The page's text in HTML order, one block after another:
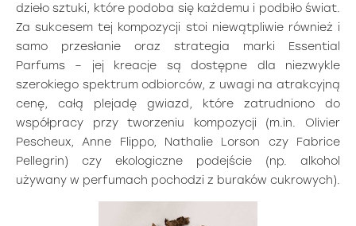
dzieło sztuki, które podoba się każdemu i podbiło świat.
Za sukcesem tej kompozycji stoi niewątpliwie również i
samo przesłanie oraz strategia marki Essential
Parfums – jej kreacje są dostępne dla niezwykle
szerokiego spektrum odbiorców, z uwagi na atrakcyjną
cenę, całą plejadę gwiazd, które zatrudniono do
współpracy przy tworzeniu kompozycji (m.in. Olivier
Pescheux, Anne Flippo, Nathalie Lorson czy Fabrice
Pellegrin) czy ekologiczne podejście (np. alkohol
używany w perfumach pochodzi z buraków cukrowych).